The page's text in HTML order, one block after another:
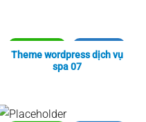
Xem thực tế Xem chi tiết
Theme wordpress dịch vụ
spa 07